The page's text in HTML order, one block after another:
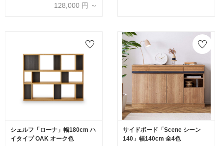
128,000 円 ～
シェルフ「ローナ」幅180cm ハ
イタイプ OAK オーク色
サイドボード「Scene シーン
140」幅140cm 全4色